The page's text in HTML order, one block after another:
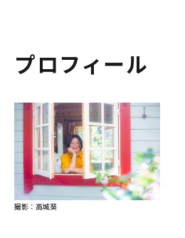
プロフィール
撮影：高城葵